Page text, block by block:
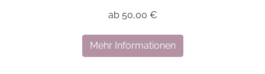
ab 50,00 €
Mehr Informationen